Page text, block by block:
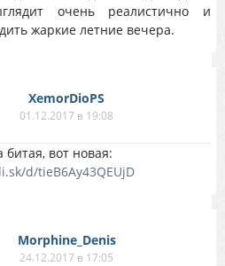
очень реалистично и
жаркие летние вечера.
XemorDioPS
01.12.2017 в 19:08
битая, вот новая:
d/tieB6Ay43QEUjD
Morphine_Denis
24.12.2017 в 17:05